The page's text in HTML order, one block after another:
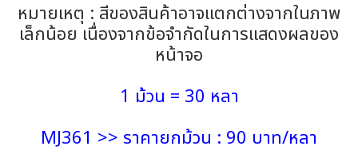
หมายเหตุ : สีของสินค้าอาจแตกต่างจากในภาพ
เล็กน้อย เนื่องจากข้อจำกัดในการแสดงผลของ
หน้าจอ
1 ม้วน = 30 หลา
MJ361 >> ราคายกม้วน : 90 บาท/หลา